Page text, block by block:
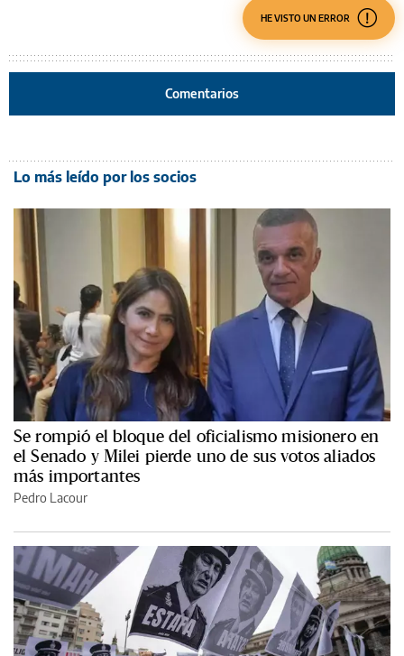
HE VISTO UN ERROR
Comentarios
Lo más leído por los socios
Se rompió el bloque del oficialismo misionero en
el Senado y Milei pierde uno de sus votos aliados
más importantes
Pedro Lacour